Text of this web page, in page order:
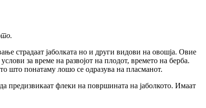
страдаат јаболката но и други видови на овошја. Овие
за време на развојот на плодот, времето на берба.
што понатаму лошо се одразува на пласманот.
предизвикаат флеки на површината на јаболкото. Имаат